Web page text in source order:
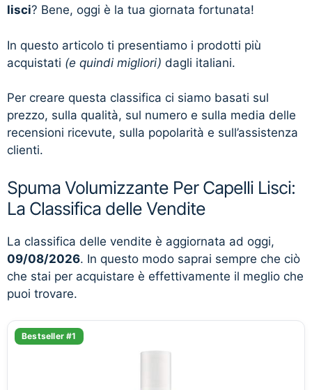
lisci? Bene, oggi è la tua giornata fortunata!
In questo articolo ti presentiamo i prodotti più
acquistati (e quindi migliori) dagli italiani.
Per creare questa classifica ci siamo basati sul
prezzo, sulla qualità, sul numero e sulla media delle
recensioni ricevute, sulla popolarità e sull’assistenza
clienti.
Spuma Volumizzante Per Capelli Lisci:
La Classifica delle Vendite
La classifica delle vendite è aggiornata ad oggi,
09/08/2026. In questo modo saprai sempre che ciò
che stai per acquistare è effettivamente il meglio che
puoi trovare.
Bestseller #1